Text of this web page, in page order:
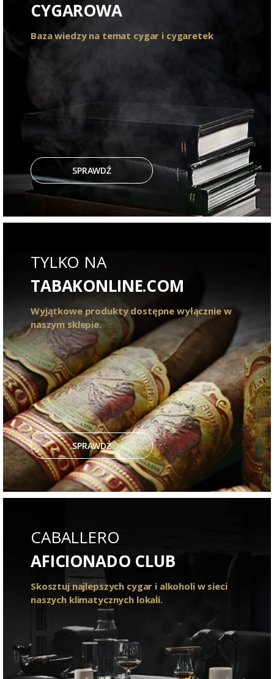
CYGAROWA
Baza wiedzy na temat cygar i cygaretek
SPRAWDŹ
TYLKO NA
TABAKONLINE.COM
Wyjątkowe produkty dostępne wyłącznie w
naszym sklepie.
SPRAWDŹ
CABALLERO
AFICIONADO CLUB
Skosztuj najlepszych cygar i alkoholi w sieci
naszych klimatycznych lokali.